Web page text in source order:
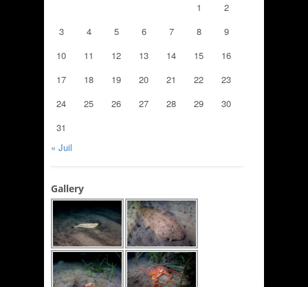
1
2
3
4 5 6 7 8
9
10
11 12 13 14 15
16
17
18 19 20 21 22
23
24
25 26 27 28 29
30
31
« Juil
Gallery